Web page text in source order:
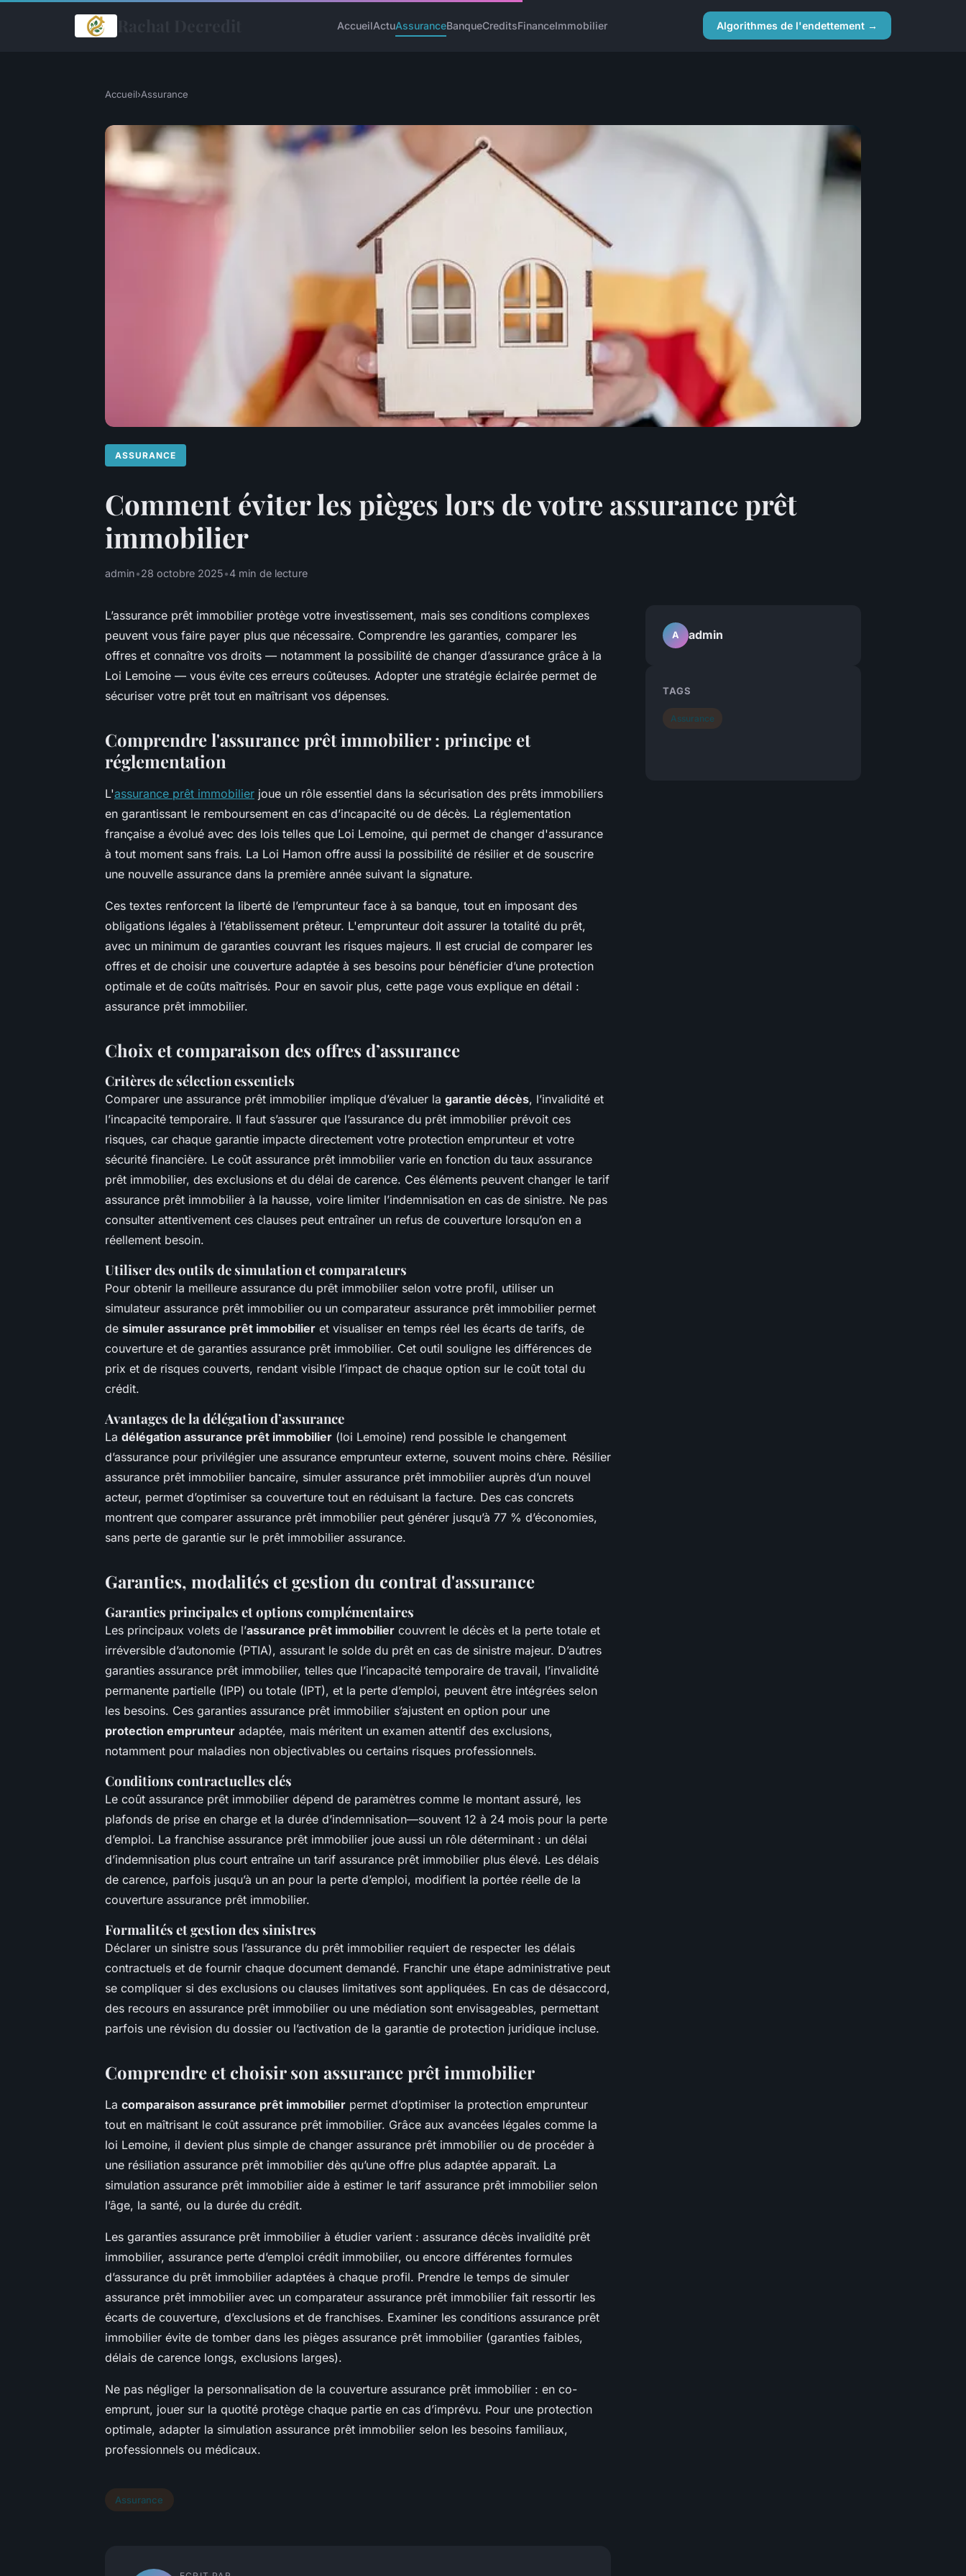
AccueilActuAssuranceBanqueCreditsFinanceImmobilier Algorithmes de l'endettement →
Accueil›Assurance
ASSURANCE
Comment éviter les pièges lors de votre assurance prêt
immobilier
admin•28 octobre 2025•4 min de lecture
L’assurance prêt immobilier protège votre investissement, mais ses conditions complexes
peuvent vous faire payer plus que nécessaire. Comprendre les garanties, comparer les
offres et connaître vos droits — notamment la possibilité de changer d’assurance grâce à la
Loi Lemoine — vous évite ces erreurs coûteuses. Adopter une stratégie éclairée permet de
sécuriser votre prêt tout en maîtrisant vos dépenses.
Comprendre l'assurance prêt immobilier : principe et
réglementation
L'assurance prêt immobilier joue un rôle essentiel dans la sécurisation des prêts immobiliers
en garantissant le remboursement en cas d’incapacité ou de décès. La réglementation
française a évolué avec des lois telles que Loi Lemoine, qui permet de changer d'assurance
à tout moment sans frais. La Loi Hamon offre aussi la possibilité de résilier et de souscrire
une nouvelle assurance dans la première année suivant la signature.
Ces textes renforcent la liberté de l’emprunteur face à sa banque, tout en imposant des
obligations légales à l’établissement prêteur. L'emprunteur doit assurer la totalité du prêt,
avec un minimum de garanties couvrant les risques majeurs. Il est crucial de comparer les
offres et de choisir une couverture adaptée à ses besoins pour bénéficier d’une protection
optimale et de coûts maîtrisés. Pour en savoir plus, cette page vous explique en détail :
assurance prêt immobilier.
Choix et comparaison des offres d’assurance
Critères de sélection essentiels
Comparer une assurance prêt immobilier implique d’évaluer la garantie décès, l’invalidité et
l’incapacité temporaire. Il faut s’assurer que l’assurance du prêt immobilier prévoit ces
risques, car chaque garantie impacte directement votre protection emprunteur et votre
sécurité financière. Le coût assurance prêt immobilier varie en fonction du taux assurance
prêt immobilier, des exclusions et du délai de carence. Ces éléments peuvent changer le tarif
assurance prêt immobilier à la hausse, voire limiter l’indemnisation en cas de sinistre. Ne pas
consulter attentivement ces clauses peut entraîner un refus de couverture lorsqu’on en a
réellement besoin.
Utiliser des outils de simulation et comparateurs
Pour obtenir la meilleure assurance du prêt immobilier selon votre profil, utiliser un
simulateur assurance prêt immobilier ou un comparateur assurance prêt immobilier permet
de simuler assurance prêt immobilier et visualiser en temps réel les écarts de tarifs, de
couverture et de garanties assurance prêt immobilier. Cet outil souligne les différences de
prix et de risques couverts, rendant visible l’impact de chaque option sur le coût total du
crédit.
Avantages de la délégation d’assurance
La délégation assurance prêt immobilier (loi Lemoine) rend possible le changement
d’assurance pour privilégier une assurance emprunteur externe, souvent moins chère. Résilier
assurance prêt immobilier bancaire, simuler assurance prêt immobilier auprès d’un nouvel
acteur, permet d’optimiser sa couverture tout en réduisant la facture. Des cas concrets
montrent que comparer assurance prêt immobilier peut générer jusqu’à 77 % d’économies,
sans perte de garantie sur le prêt immobilier assurance.
Garanties, modalités et gestion du contrat d'assurance
Garanties principales et options complémentaires
Les principaux volets de l’assurance prêt immobilier couvrent le décès et la perte totale et
irréversible d’autonomie (PTIA), assurant le solde du prêt en cas de sinistre majeur. D’autres
garanties assurance prêt immobilier, telles que l’incapacité temporaire de travail, l’invalidité
permanente partielle (IPP) ou totale (IPT), et la perte d’emploi, peuvent être intégrées selon
les besoins. Ces garanties assurance prêt immobilier s’ajustent en option pour une
protection emprunteur adaptée, mais méritent un examen attentif des exclusions,
notamment pour maladies non objectivables ou certains risques professionnels.
Conditions contractuelles clés
Le coût assurance prêt immobilier dépend de paramètres comme le montant assuré, les
plafonds de prise en charge et la durée d’indemnisation—souvent 12 à 24 mois pour la perte
d’emploi. La franchise assurance prêt immobilier joue aussi un rôle déterminant : un délai
d’indemnisation plus court entraîne un tarif assurance prêt immobilier plus élevé. Les délais
de carence, parfois jusqu’à un an pour la perte d’emploi, modifient la portée réelle de la
couverture assurance prêt immobilier.
Formalités et gestion des sinistres
Déclarer un sinistre sous l’assurance du prêt immobilier requiert de respecter les délais
contractuels et de fournir chaque document demandé. Franchir une étape administrative peut
se compliquer si des exclusions ou clauses limitatives sont appliquées. En cas de désaccord,
des recours en assurance prêt immobilier ou une médiation sont envisageables, permettant
parfois une révision du dossier ou l’activation de la garantie de protection juridique incluse.
Comprendre et choisir son assurance prêt immobilier
La comparaison assurance prêt immobilier permet d’optimiser la protection emprunteur
tout en maîtrisant le coût assurance prêt immobilier. Grâce aux avancées légales comme la
loi Lemoine, il devient plus simple de changer assurance prêt immobilier ou de procéder à
une résiliation assurance prêt immobilier dès qu’une offre plus adaptée apparaît. La
simulation assurance prêt immobilier aide à estimer le tarif assurance prêt immobilier selon
l’âge, la santé, ou la durée du crédit.
Les garanties assurance prêt immobilier à étudier varient : assurance décès invalidité prêt
immobilier, assurance perte d’emploi crédit immobilier, ou encore différentes formules
d’assurance du prêt immobilier adaptées à chaque profil. Prendre le temps de simuler
assurance prêt immobilier avec un comparateur assurance prêt immobilier fait ressortir les
écarts de couverture, d’exclusions et de franchises. Examiner les conditions assurance prêt
immobilier évite de tomber dans les pièges assurance prêt immobilier (garanties faibles,
délais de carence longs, exclusions larges).
Ne pas négliger la personnalisation de la couverture assurance prêt immobilier : en co-
emprunt, jouer sur la quotité protège chaque partie en cas d’imprévu. Pour une protection
optimale, adapter la simulation assurance prêt immobilier selon les besoins familiaux,
professionnels ou médicaux.
Assurance
A admin
TAGS
Assurance